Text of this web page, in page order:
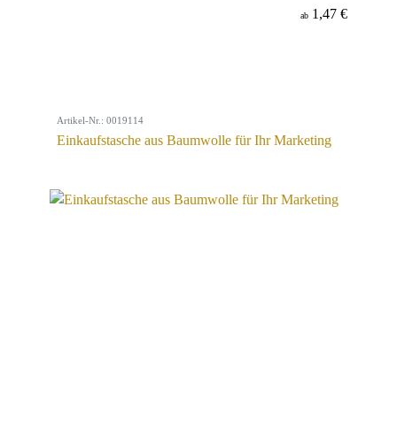
ab 1,47 €
Artikel-Nr.: 0019114
Einkaufstasche aus Baumwolle für Ihr Marketing